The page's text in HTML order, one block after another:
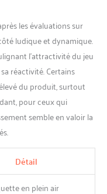
les évaluations sur
ludique et dynamique.
l’attractivité du jeu
réactivité. Certains
du produit, surtout
pour ceux qui
semble en valoir la
Détail
en plein air